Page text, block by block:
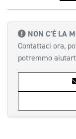
NON C'È LA
Contattaci ora,
potremmo